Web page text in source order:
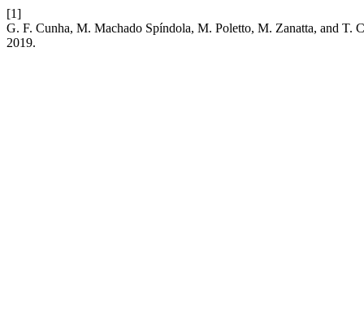
[1]
G. F. Cunha, M. Machado Spíndola, M. Poletto, M. Zanatta, and T.
2019.